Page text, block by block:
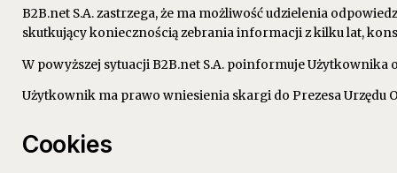
B2B.net S.A. zastrzega, że ma możliwość udzielenia
skutkujący koniecznością zebrania informacji z kilku lat,
W powyższej sytuacji B2B.net S.A. poinformuje Użytkownika
Użytkownik ma prawo wniesienia skargi do Prezesa Urzędu
Cookies